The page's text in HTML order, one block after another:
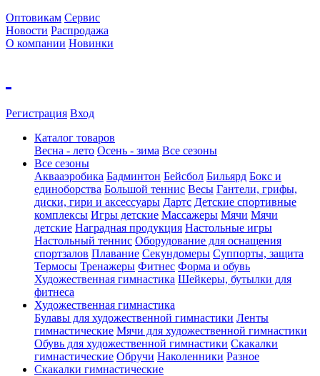
Оптовикам Сервис
Новости Распродажа
О компании Новинки
Регистрация Вход
Каталог товаров
Весна - лето Осень - зима Все сезоны
Все сезоны
Аквааэробика Бадминтон Бейсбол Бильярд Бокс и
единоборства Большой теннис Весы Гантели, грифы,
диски, гири и аксессуары Дартс Детские спортивные
комплексы Игры детские Массажеры Мячи Мячи
детские Наградная продукция Настольные игры
Настольный теннис Оборудование для оснащения
спортзалов Плавание Секундомеры Суппорты, защита
Термосы Тренажеры Фитнес Форма и обувь
Художественная гимнастика Шейкеры, бутылки для
фитнеса
Художественная гимнастика
Булавы для художественной гимнастики Ленты
гимнастические Мячи для художественной гимнастики
Обувь для художественной гимнастики Скакалки
гимнастические Обручи Наколенники Разное
Скакалки гимнастические